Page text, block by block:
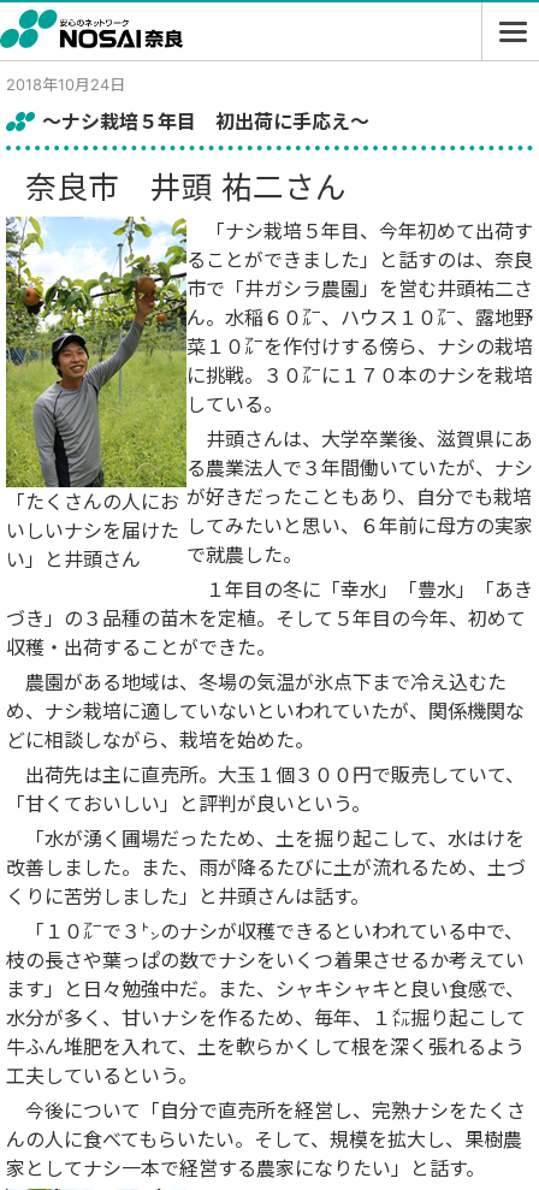
2018年10月24日
～ナシ栽培５年目 初出荷に手応え～
奈良市 井頭 祐二さん
「たくさんの人にお
いしいナシを届けた
い」と井頭さん
「ナシ栽培５年目、今年初めて出荷す
ることができました」と話すのは、奈良
市で「井ガシラ農園」を営む井頭祐二さ
ん。水稲６０㌃、ハウス１０㌃、露地野
菜１０㌃を作付けする傍ら、ナシの栽培
に挑戦。３０㌃に１７０本のナシを栽培
している。
井頭さんは、大学卒業後、滋賀県にあ
る農業法人で３年間働いていたが、ナシ
が好きだったこともあり、自分でも栽培
してみたいと思い、６年前に母方の実家
で就農した。
１年目の冬に「幸水」「豊水」「あき
づき」の３品種の苗木を定植。そして５年目の今年、初めて
収穫・出荷することができた。
農園がある地域は、冬場の気温が氷点下まで冷え込むた
め、ナシ栽培に適していないといわれていたが、関係機関な
どに相談しながら、栽培を始めた。
出荷先は主に直売所。大玉１個３００円で販売していて、
「甘くておいしい」と評判が良いという。
「水が湧く圃場だったため、土を掘り起こして、水はけを
改善しました。また、雨が降るたびに土が流れるため、土づ
くりに苦労しました」と井頭さんは話す。
「１０㌃で３㌧のナシが収穫できるといわれている中で、
枝の長さや葉っぱの数でナシをいくつ着果させるか考えてい
ます」と日々勉強中だ。また、シャキシャキと良い食感で、
水分が多く、甘いナシを作るため、毎年、１㍍掘り起こして
牛ふん堆肥を入れて、土を軟らかくして根を深く張れるよう
工夫しているという。
今後について「自分で直売所を経営し、完熟ナシをたくさ
んの人に食べてもらいたい。そして、規模を拡大し、果樹農
家としてナシ一本で経営する農家になりたい」と話す。